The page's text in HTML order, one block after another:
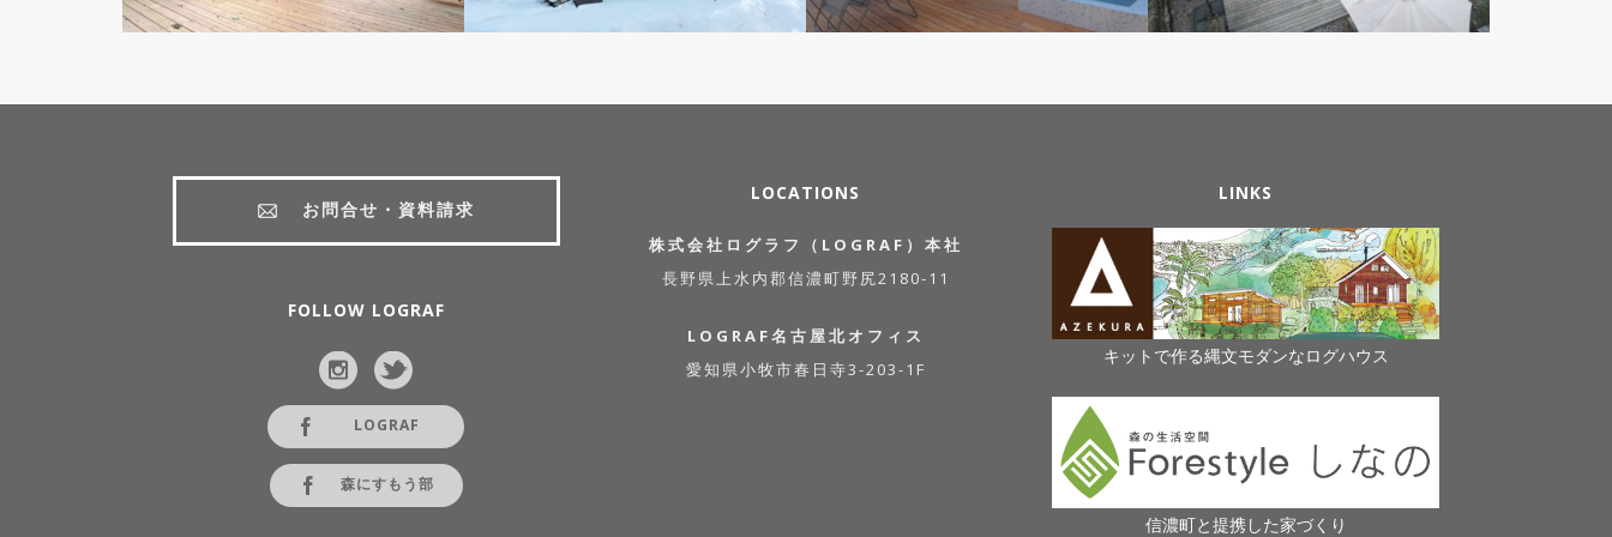
お問合せ・資料請求
FOLLOW LOGRAF
LOGRAF
森にすもう部
LOCATIONS
株式会社ログラフ（LOGRAF）本社
長野県上水内郡信濃町野尻2180-11
LOGRAF名古屋北オフィス
愛知県小牧市春日寺3-203-1F
LINKS
キットで作る縄文モダンなログハウス
信濃町と提携した家づくり